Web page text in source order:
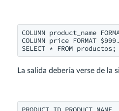
COLUMN product_name
COLUMN price FORMAT
SELECT * FROM productos;
La salida debería verse de la